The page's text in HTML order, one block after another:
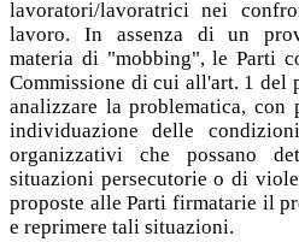
lavoratori/lavoratrici nei
lavoro. In assenza di un
materia di "mobbing", le Parti
Commissione di cui all'art. 1 del
analizzare la problematica,
individuazione delle
organizzativi che possano
situazioni persecutorie o di
proposte alle Parti firmatarie il
e reprimere tali situazioni.